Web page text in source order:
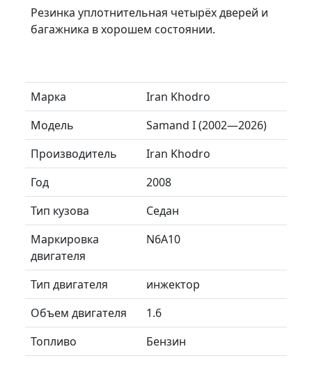
Резинка уплотнительная четырёх дверей и
багажника в хорошем состоянии.
Марка
Iran Khodro
Модель
Samand I (2002—2026)
Производитель
Iran Khodro
Год
2008
Тип кузова
Седан
Маркировка
двигателя
N6A10
Тип двигателя
инжектор
Объем двигателя
1.6
Топливо
Бензин